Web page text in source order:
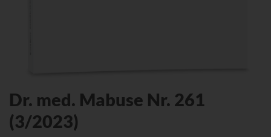
Dr. med. Mabuse Nr. 261
(3/2023)